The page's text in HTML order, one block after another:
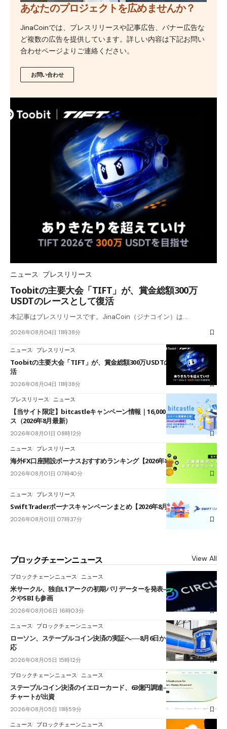
あなたのプロジェクトを広めませんか？
JinaCoinでは、プレスリリースや記事広告、バナー広告な
ど複数の広告を提供しています。詳しい内容は下記お問い
合わせページよりご連絡ください。
お問い合わせ
ニュース プレスリリース
Toobitの主要大会「TIFT」が、賞金総額300万
USDTのレースとして復活
本記事はプレスリリースです。JinaCoin（ジナコイン）は…
2026年08月04日 11時38分
ニュース プレスリリース
Toobitの主要大会「TIFT」が、賞金総額300万USDTのレースとして復
活
2026年08月04日 11時38分
プレスリリース ニュース
【当サイト限定】bitcastleキャンペーン情報｜16,000円口座開設ボーナ
ス（2026年8月最新）
2026年08月01日 08時12分
ニュース プレスリリース
海外FX口座開設ボーナスおすすめランキング【2026年8月最新】
2026年08月01日 07時40分
ニュース プレスリリース
SwiftTraderボーナスキャンペーンまとめ【2026年8月最新】
2026年08月01日 07時37分
ブロックチェーンニュース View All
ブロックチェーンニュース ニュース
米サークル、独自L1アークの初期バリデーターを発表――ブラックロッ
クやSBIも参画
2026年08月06日 16時03分
ニュース ブロックチェーンニュース
ローソン、ステーブルコイン決済の実証へ──8月6日からJPYCやUSDC対
応
2026年08月05日 15時12分
ブロックチェーンニュース ニュース
ステーブルコイン決済のイエローカード、63億円調達──ソニーやスタン
チャートが出資
2026年08月05日 11時59分
ニュース ブロックチェーンニュース